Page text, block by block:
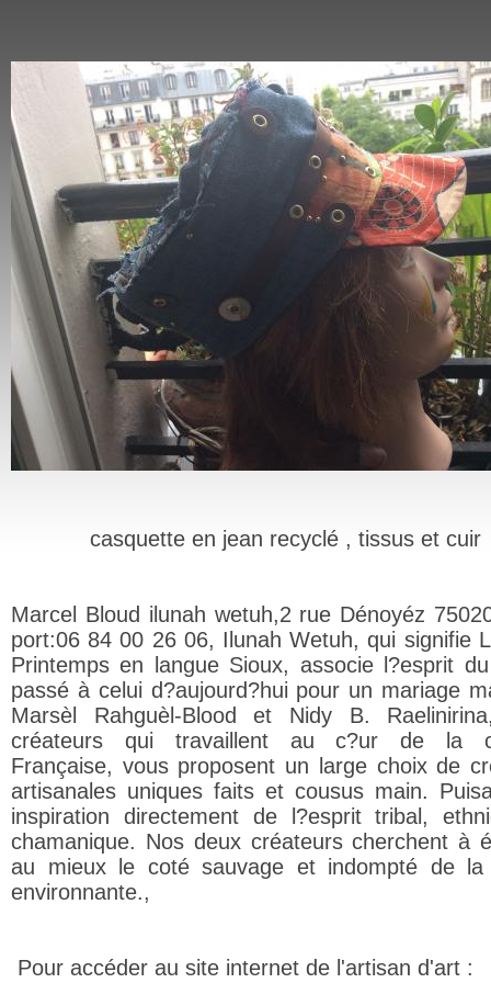
casquette en jean recyclé , tissus et cuir
Marcel Bloud ilunah wetuh,2 rue Dénoyéz
port:06 84 00 26 06, Ilunah Wetuh, qui signifie
Printemps en langue Sioux, associe l?esprit
passé à celui d?aujourd?hui pour un mariage
Marsèl Rahguèl-Blood et Nidy B.
créateurs qui travaillent au c?ur de la
Française, vous proposent un large choix de
artisanales uniques faits et cousus main.
inspiration directement de l?esprit tribal,
chamanique. Nos deux créateurs cherchent à
au mieux le coté sauvage et indompté de la
environnante.,
Pour accéder au site internet de l'artisan d'art :